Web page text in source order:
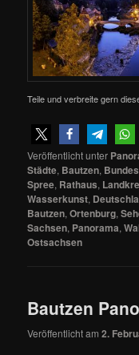
Teile und verbreite gern
Veröffentlicht unter
Städte, Bautzen,
Spree, Rathaus,
Wasserkunst,
Bautzen,Ortenburg,
Sachsen, Panorama,
Ostsachsen
Bautzen
Veröffentlicht am2.